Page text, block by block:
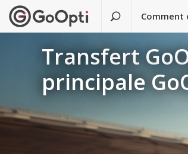
Comment
Transfert
principale